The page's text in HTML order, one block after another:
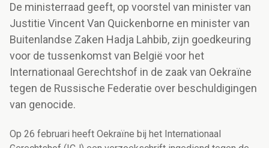
De ministerraad geeft, op voorstel van minister van
Justitie Vincent Van Quickenborne en minister van
Buitenlandse Zaken Hadja Lahbib, zijn goedkeuring
voor de tussenkomst van België voor het
Internationaal Gerechtshof in de zaak van Oekraïne
tegen de Russische Federatie over beschuldigingen
van genocide.
Op 26 februari heeft Oekraïne bij het Internationaal